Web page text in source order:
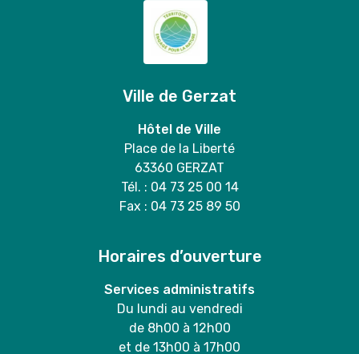
Ville de Gerzat
Hôtel de Ville
Place de la Liberté
63360 GERZAT
Tél. : 04 73 25 00 14
Fax : 04 73 25 89 50
Horaires d’ouverture
Services administratifs
Du lundi au vendredi
de 8h00 à 12h00
et de 13h00 à 17h00